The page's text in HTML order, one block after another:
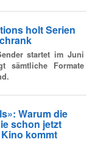
holt Serien
startet im Juni
sämtliche Formate
Warum die
schon jetzt
kommt